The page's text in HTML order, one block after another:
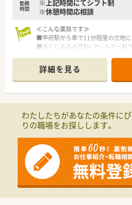
勤務
時間
※上記時間にてシフト制
※休憩時間応相談
≪こんな薬局です≫
■甲府駅から車で11分程度の立地
■近くにある小児科・アレルギー科
■その他にも高齢者専用住宅が近隣
応しています
■近隣に店舗があるためヘルプ体制
も安心です
詳細を見る
わたしたちがあなたの条件に
りの職場をお探しします。